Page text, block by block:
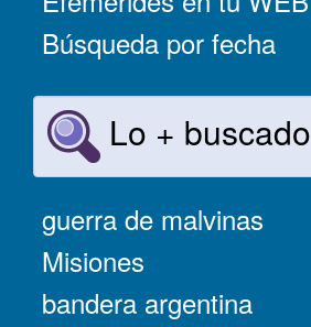
Búsqueda por fecha
Lo + buscado
guerra de malvinas
Misiones
bandera argentina